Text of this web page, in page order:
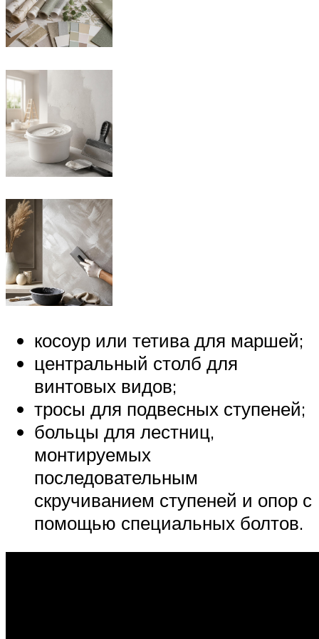
косоур или тетива для маршей;
центральный столб для
винтовых видов;
тросы для подвесных ступеней;
больцы для лестниц,
монтируемых
последовательным
скручиванием ступеней и опор с
помощью специальных болтов.